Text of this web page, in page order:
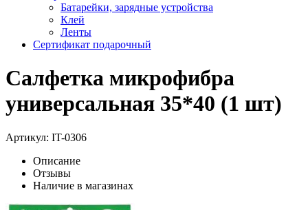
Батарейки, зарядные устройства
Клей
Ленты
Сертификат подарочный
Салфетка микрофибра
универсальная 35*40 (1 шт)
Артикул: IT-0306
Описание
Отзывы
Наличие в магазинах